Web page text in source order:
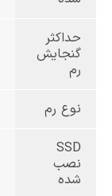
حداکثر
گنجایش
رم
نوع رم
SSD
نصب
شده